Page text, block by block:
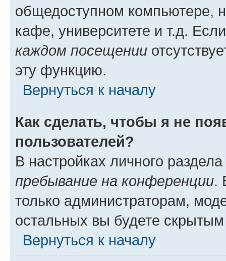
общедоступном компьютере,
кафе, университете и т.д.
каждом посещении
эту функцию.
Вернуться к началу
Как сделать, чтобы я не
пользователей?
В настройках личного
пребывание на конференции.
только администраторам,
остальных вы будете
Вернуться к началу